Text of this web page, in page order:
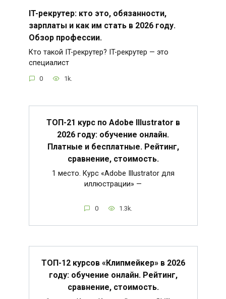
IT-рекрутер: кто это, обязанности,
зарплаты и как им стать в 2026 году.
Обзор профессии.
Кто такой IT-рекрутер? IT-рекрутер — это
специалист
0 1k.
ТОП-21 курс по Adobe Illustrator в
2026 году: обучение онлайн.
Платные и бесплатные. Рейтинг,
сравнение, стоимость.
1 место. Курс «Adobe Illustrator для
иллюстрации» —
0 1.3k.
ТОП-12 курсов «Клипмейкер» в 2026
году: обучение онлайн. Рейтинг,
сравнение, стоимость.